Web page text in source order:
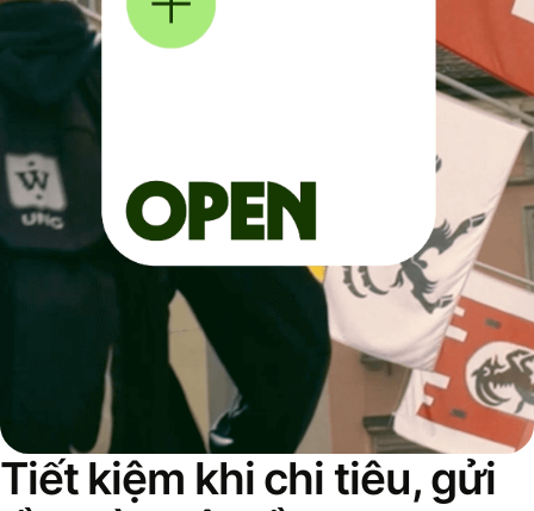
Tiết kiệm khi chi tiêu, gửi